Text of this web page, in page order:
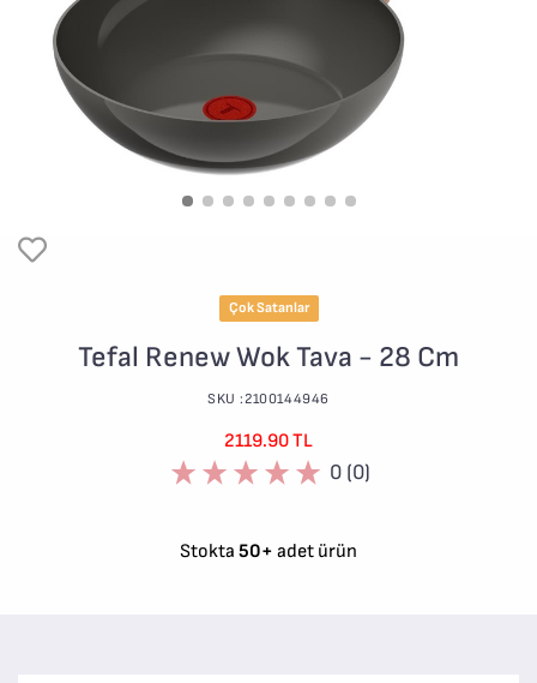
Çok Satanlar
Tefal Renew Wok Tava - 28 Cm
SKU :2100144946
2119.90 TL
0 (0)
Stokta 50+ adet ürün